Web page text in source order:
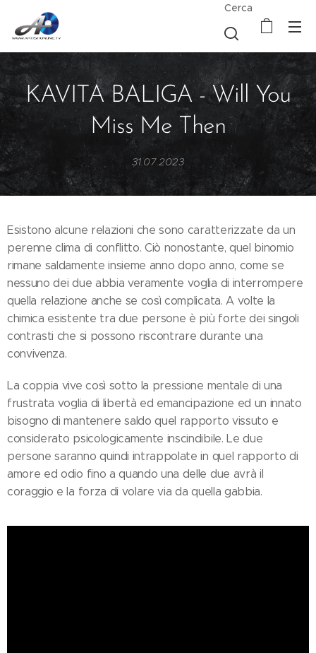
Cerca
KAVITA BALIGA - Will You
Miss Me Then
31.07.2023
Esistono alcune relazioni che sono caratterizzate da un
perenne clima di conflitto. Ciò nonostante, quel binomio
rimane saldamente insieme anno dopo anno, come se
nessuno dei due abbia veramente voglia di interrompere
quella relazione anche se così complicata. A volte la
chimica esistente tra due persone è più forte dei singoli
contrasti che si possono riscontrare durante una
convivenza.
La coppia vive così sotto la pressione mentale di una
frustrata voglia di libertà ed emancipazione ed un innato
bisogno di mantenere saldo quel rapporto vissuto e
considerato psicologicamente inscindibile. Le due
persone saranno quindi intrappolate in quel rapporto di
amore ed odio fino a quando una delle due avrà il
coraggio e la forza di volare via da quella gabbia.